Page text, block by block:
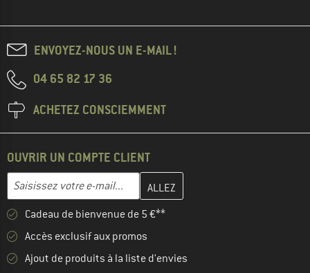
ENVOYEZ-NOUS UN E-MAIL !
04 65 82 17 36
ACHETEZ CONSCIEMMENT
OUVRIR UN COMPTE CLIENT
Adresse e-mail
Entrez votre adresse e-mail ici et créez votre compte client à la
Cadeau de bienvenue de 5 €**
Accès exclusif aux promos
Ajout de produits à la liste d'envies